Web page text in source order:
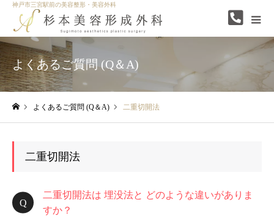
神戸市三宮駅前の美容整形・美容外科
よくあるご質問 (Q＆A)
よくあるご質問 (Q＆A) 二重切開法
二重切開法
二重切開法は 埋没法と どのような違いがありま
すか？